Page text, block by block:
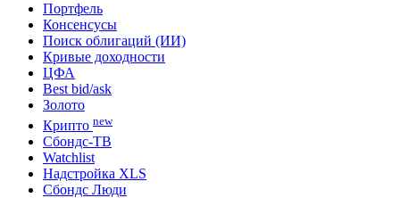
Портфель
Консенсусы
Поиск облигаций (ИИ)
Кривые доходности
ЦФА
Best bid/ask
Золото
Крипто new
Сбондс-ТВ
Watchlist
Надстройка XLS
Сбондс Люди